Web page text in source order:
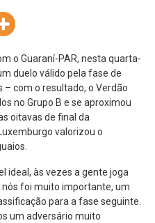
o Guaraní-PAR, nesta quarta-
duelo válido pela fase de
com o resultado, o Verdão
no Grupo B e se aproximou
oitavas de final da
valorizou o
ideal, às vezes a gente joga
nós foi muito importante, um
para a fase seguinte.
um adversário muito